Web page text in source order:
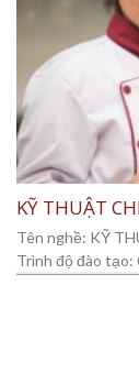
KỸ THUẬT
Tên nghề: KỸ
Trình độ đào tạo: